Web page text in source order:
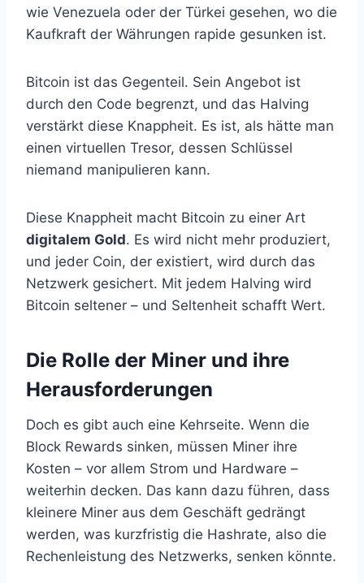
wie Venezuela oder der Türkei gesehen, wo die
Kaufkraft der Währungen rapide gesunken ist.
Bitcoin ist das Gegenteil. Sein Angebot ist
durch den Code begrenzt, und das Halving
verstärkt diese Knappheit. Es ist, als hätte man
einen virtuellen Tresor, dessen Schlüssel
niemand manipulieren kann.
Diese Knappheit macht Bitcoin zu einer Art
digitalem Gold. Es wird nicht mehr produziert,
und jeder Coin, der existiert, wird durch das
Netzwerk gesichert. Mit jedem Halving wird
Bitcoin seltener – und Seltenheit schafft Wert.
Die Rolle der Miner und ihre
Herausforderungen
Doch es gibt auch eine Kehrseite. Wenn die
Block Rewards sinken, müssen Miner ihre
Kosten – vor allem Strom und Hardware –
weiterhin decken. Das kann dazu führen, dass
kleinere Miner aus dem Geschäft gedrängt
werden, was kurzfristig die Hashrate, also die
Rechenleistung des Netzwerks, senken könnte.